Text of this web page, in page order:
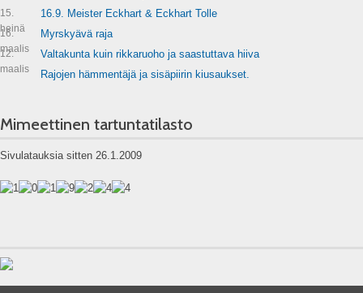
15.
heinä
16.9. Meister Eckhart & Eckhart Tolle
16.
maalis
Myrskyävä raja
12.
maalis
Valtakunta kuin rikkaruoho ja saastuttava hiiva
Rajojen hämmentäjä ja sisäpiirin kiusaukset.
Mimeettinen tartuntatilasto
Sivulatauksia sitten 26.1.2009